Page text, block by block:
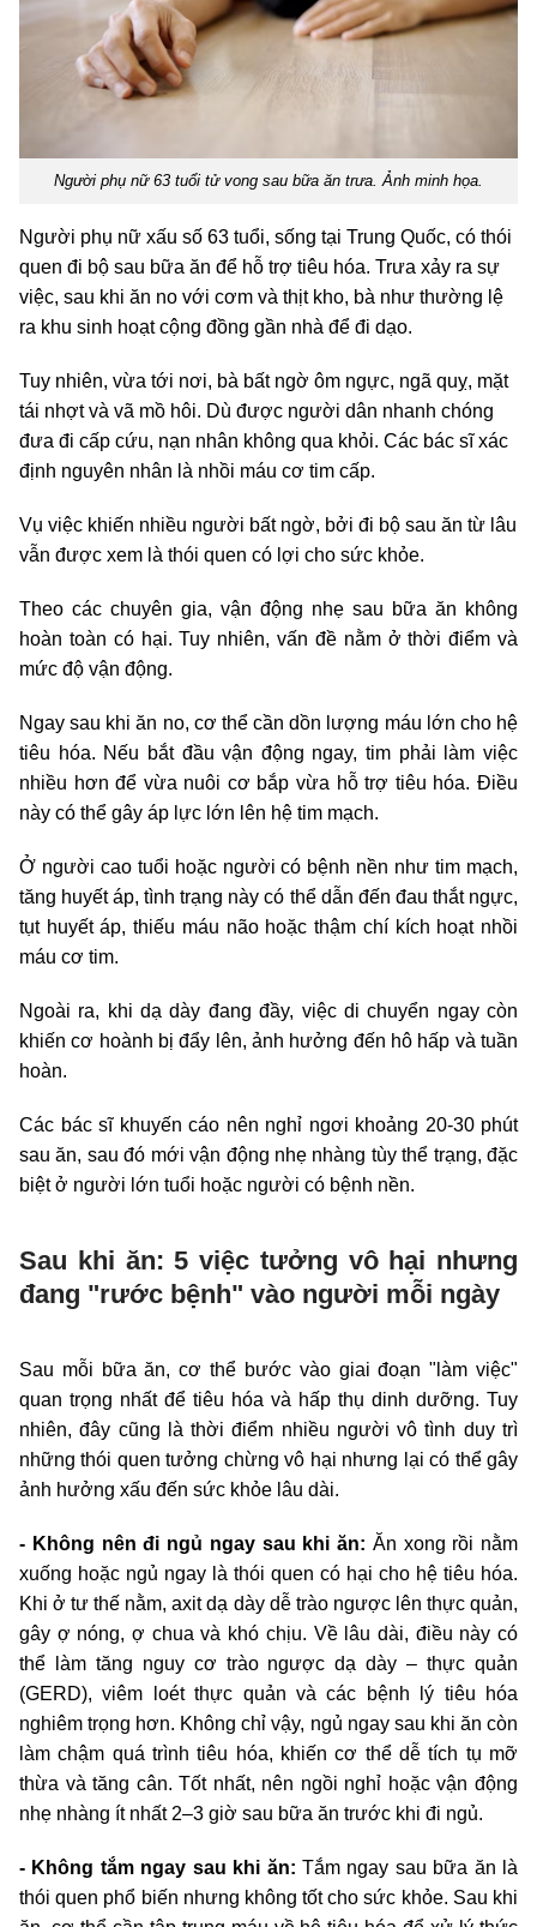
Người phụ nữ 63 tuổi tử vong sau bữa ăn trưa. Ảnh minh họa.
Người phụ nữ xấu số 63 tuổi, sống tại Trung Quốc, có thói
quen đi bộ sau bữa ăn để hỗ trợ tiêu hóa. Trưa xảy ra sự
việc, sau khi ăn no với cơm và thịt kho, bà như thường lệ
ra khu sinh hoạt cộng đồng gần nhà để đi dạo.
Tuy nhiên, vừa tới nơi, bà bất ngờ ôm ngực, ngã quỵ, mặt
tái nhợt và vã mồ hôi. Dù được người dân nhanh chóng
đưa đi cấp cứu, nạn nhân không qua khỏi. Các bác sĩ xác
định nguyên nhân là nhồi máu cơ tim cấp.
Vụ việc khiến nhiều người bất ngờ, bởi đi bộ sau ăn từ lâu
vẫn được xem là thói quen có lợi cho sức khỏe.
Theo các chuyên gia, vận động nhẹ sau bữa ăn không
hoàn toàn có hại. Tuy nhiên, vấn đề nằm ở thời điểm và
mức độ vận động.
Ngay sau khi ăn no, cơ thể cần dồn lượng máu lớn cho hệ
tiêu hóa. Nếu bắt đầu vận động ngay, tim phải làm việc
nhiều hơn để vừa nuôi cơ bắp vừa hỗ trợ tiêu hóa. Điều
này có thể gây áp lực lớn lên hệ tim mạch.
Ở người cao tuổi hoặc người có bệnh nền như tim mạch,
tăng huyết áp, tình trạng này có thể dẫn đến đau thắt ngực,
tụt huyết áp, thiếu máu não hoặc thậm chí kích hoạt nhồi
máu cơ tim.
Ngoài ra, khi dạ dày đang đầy, việc di chuyển ngay còn
khiến cơ hoành bị đẩy lên, ảnh hưởng đến hô hấp và tuần
hoàn.
Các bác sĩ khuyến cáo nên nghỉ ngơi khoảng 20-30 phút
sau ăn, sau đó mới vận động nhẹ nhàng tùy thể trạng, đặc
biệt ở người lớn tuổi hoặc người có bệnh nền.
Sau khi ăn: 5 việc tưởng vô hại nhưng
đang "rước bệnh" vào người mỗi ngày
Sau mỗi bữa ăn, cơ thể bước vào giai đoạn "làm việc"
quan trọng nhất để tiêu hóa và hấp thụ dinh dưỡng. Tuy
nhiên, đây cũng là thời điểm nhiều người vô tình duy trì
những thói quen tưởng chừng vô hại nhưng lại có thể gây
ảnh hưởng xấu đến sức khỏe lâu dài.
- Không nên đi ngủ ngay sau khi ăn: Ăn xong rồi nằm
xuống hoặc ngủ ngay là thói quen có hại cho hệ tiêu hóa.
Khi ở tư thế nằm, axit dạ dày dễ trào ngược lên thực quản,
gây ợ nóng, ợ chua và khó chịu. Về lâu dài, điều này có
thể làm tăng nguy cơ trào ngược dạ dày – thực quản
(GERD), viêm loét thực quản và các bệnh lý tiêu hóa
nghiêm trọng hơn. Không chỉ vậy, ngủ ngay sau khi ăn còn
làm chậm quá trình tiêu hóa, khiến cơ thể dễ tích tụ mỡ
thừa và tăng cân. Tốt nhất, nên ngồi nghỉ hoặc vận động
nhẹ nhàng ít nhất 2–3 giờ sau bữa ăn trước khi đi ngủ.
- Không tắm ngay sau khi ăn: Tắm ngay sau bữa ăn là
thói quen phổ biến nhưng không tốt cho sức khỏe. Sau khi